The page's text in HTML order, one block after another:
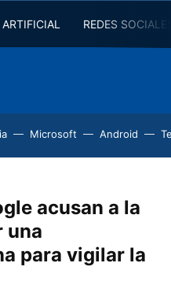
REDES
Microsoft Android
acusan a la
una
para vigilar la